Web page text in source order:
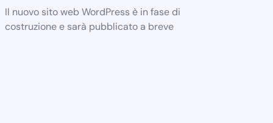
Il nuovo sito web WordPress è in fase di
costruzione e sarà pubblicato a breve